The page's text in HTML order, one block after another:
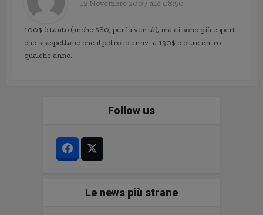
12 Novembre 2007 alle 08:50
100$ è tanto (anche $80, per la verità), ma ci sono già esperti
che si aspettano che il petrolio arrivi a 130$ e oltre entro
qualche anno.
Follow us
Le news più strane